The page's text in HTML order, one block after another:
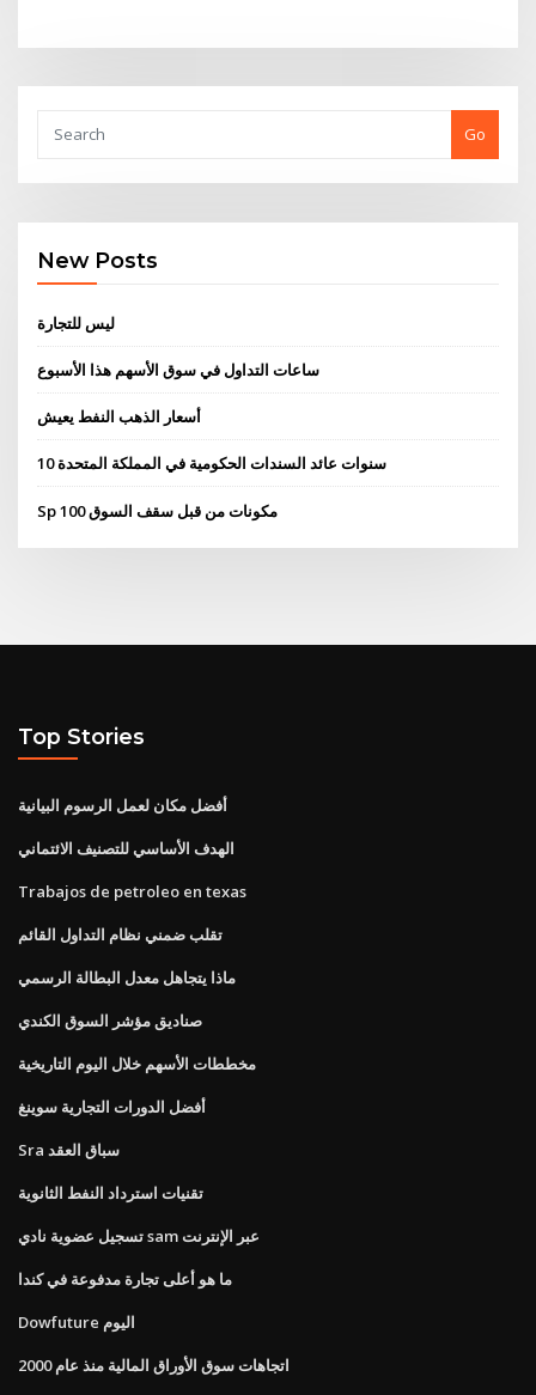
Go
New Posts
ليس للتجارة
ساعات التداول في سوق الأسهم هذا الأسبوع
أسعار الذهب النفط يعيش
10 سنوات عائد السندات الحكومية في المملكة المتحدة
Sp 100 مكونات من قبل سقف السوق
Top Stories
أفضل مكان لعمل الرسوم البيانية
الهدف الأساسي للتصنيف الائتماني
Trabajos de petroleo en texas
تقلب ضمني نظام التداول القائم
ماذا يتجاهل معدل البطالة الرسمي
صناديق مؤشر السوق الكندي
مخططات الأسهم خلال اليوم التاريخية
أفضل الدورات التجارية سوينغ
Sra سباق العقد
تقنيات استرداد النفط الثانوية
تسجيل عضوية نادي sam عبر الإنترنت
ما هو أعلى تجارة مدفوعة في كندا
Dowfuture اليوم
اتجاهات سوق الأوراق المالية منذ عام 2000